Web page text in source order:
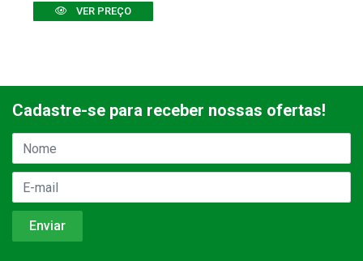
VER PREÇO
Cadastre-se para receber nossas ofertas!